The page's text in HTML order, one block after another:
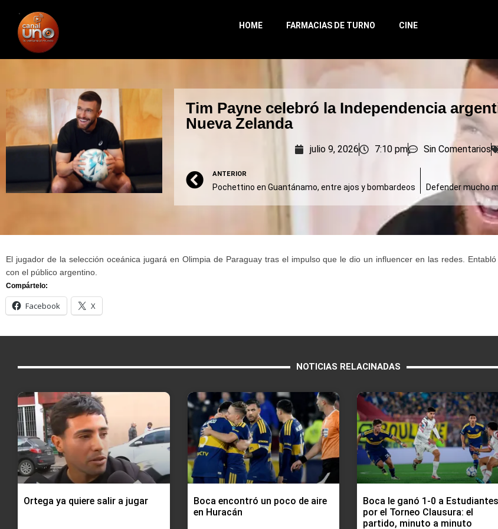
HOME FARMACIAS DE TURNO CINE
Tim Payne celebró la Independencia
Nueva Zelanda
julio 9, 2026 7:10 pm Sin Comentarios
ANTERIOR
Pochettino en Guantánamo, entre ajos y bombardeos Defender mucho
El jugador de la selección oceánica jugará en Olimpia de Paraguay tras el impulso que le dio un influencer en las redes.
con el público argentino.
Compártelo:
Facebook X
NOTICIAS RELACINADAS
Ortega ya quiere salir a jugar
Boca encontró un poco de aire
en Huracán
Boca le ganó 1-0 a Estudiantes
por el Torneo Clausura: el
partido, minuto a minuto